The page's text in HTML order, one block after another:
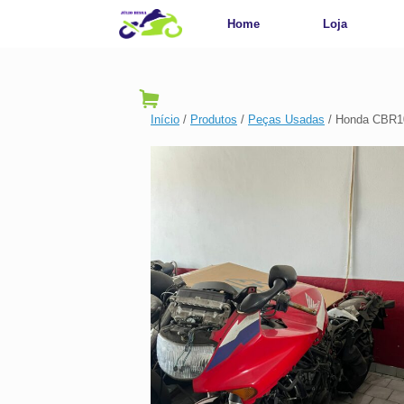
Home Loja
Início / Produtos / Peças Usadas / Honda